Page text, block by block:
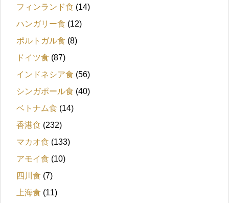
フィンランド食 (14)
ハンガリー食 (12)
ポルトガル食 (8)
ドイツ食 (87)
インドネシア食 (56)
シンガポール食 (40)
ベトナム食 (14)
香港食 (232)
マカオ食 (133)
アモイ食 (10)
四川食 (7)
上海食 (11)